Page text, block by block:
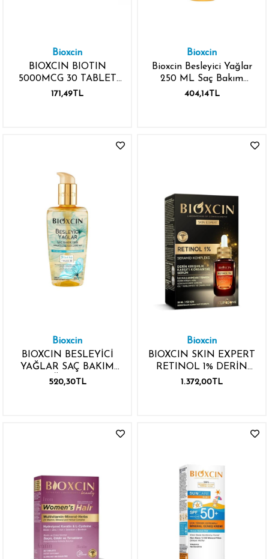
Bioxcin
BIOXCIN BIOTIN
5000MCG 30 TABLET
ÇİNKO
171,49TL
Bioxcin
Bioxcin Besleyici Yağlar
250 ML Saç Bakım
Kremi
404,14TL
Bioxcin
BIOXCIN BESLEYİCİ
YAĞLAR SAÇ BAKIM
YAĞI 150ML
520,30TL
Bioxcin
BIOXCIN SKIN EXPERT
RETINOL 1% DERİN
KIRIŞIKLIK KARŞITI
1.372,00TL